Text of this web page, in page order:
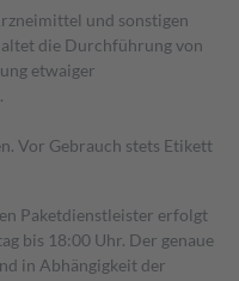
und sonstigen
die Durchführung von
etwaiger
Vor Gebrauch stets Etikett
Paketdienstleister erfolgt
bis 18:00 Uhr. Der genaue
in Abhängigkeit der